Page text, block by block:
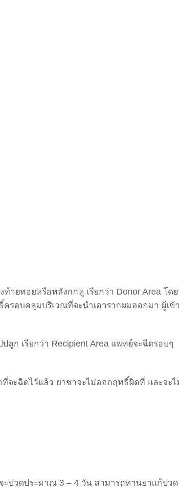
ท้ายทอยหรือหลังกกหู เรียกว่า Donor Area โดย
รอบคลุมบริเวณที่จะนำเอารากผมออกมา ผู้เข้
ก เรียกว่า Recipient Area แพทย์จะฉีดรอบๆ
ะฉีดไว้แล้ว ยาชาจะไม่ออกฤทธิ์ผิดที่ และจะไ
ะปวดประมาณ 3 – 4 วัน สามารถทานยาแก้ปวด